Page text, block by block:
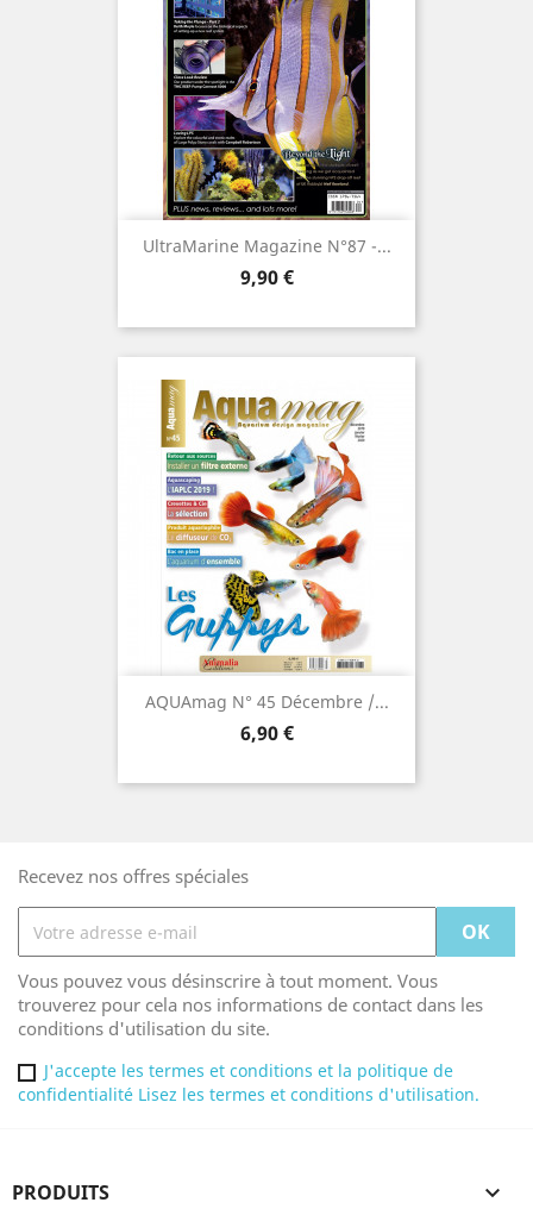
UltraMarine Magazine N°87 -...
Prix
9,90 €
AQUAmag N° 45 Décembre /...
Prix
6,90 €
Recevez nos offres spéciales
Vous pouvez vous désinscrire à tout moment. Vous
trouverez pour cela nos informations de contact dans les
conditions d'utilisation du site.
J'accepte les termes et conditions et la politique de
confidentialité Lisez les termes et conditions d'utilisation.
PRODUITS 